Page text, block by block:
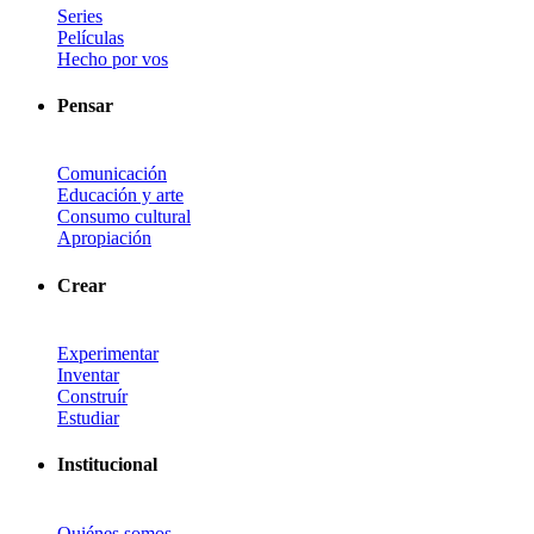
Series
Películas
Hecho por vos
Pensar
Comunicación
Educación y arte
Consumo cultural
Apropiación
Crear
Experimentar
Inventar
Construír
Estudiar
Institucional